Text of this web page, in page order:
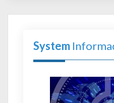
System